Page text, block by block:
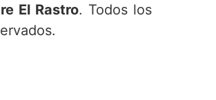
El Rastro. Todos los